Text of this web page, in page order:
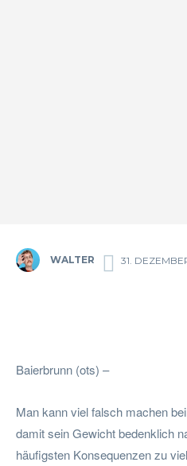
WALTER 31.
Baierbrunn (ots) –
Man kann viel falsch machen
damit sein Gewicht bedenklich
häufigsten Konsequenzen zu